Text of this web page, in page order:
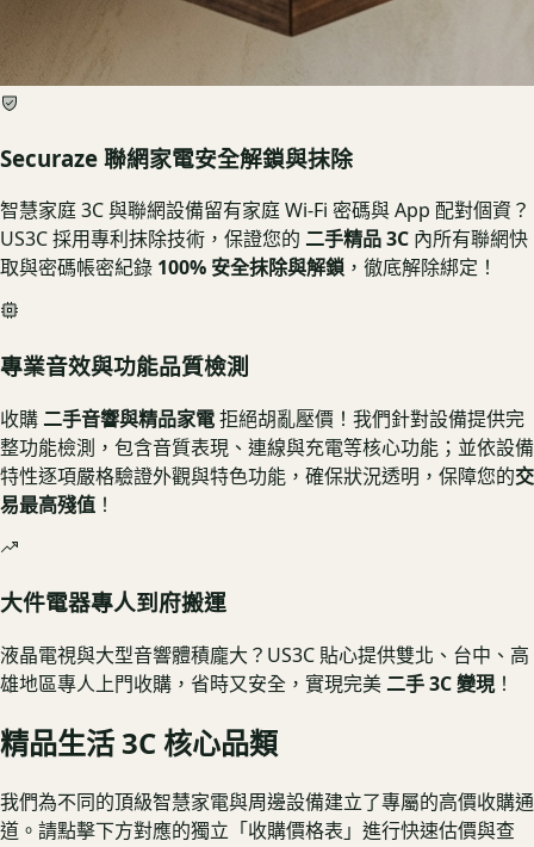
Securaze 聯網家電安全解鎖與抹除
智慧家庭 3C 與聯網設備留有家庭 Wi-Fi 密碼與 App 配對個資？
US3C 採用專利抹除技術，保證您的 二手精品 3C 內所有聯網快
取與密碼帳密紀錄 100% 安全抹除與解鎖 ，徹底解除綁定！
專業音效與功能品質檢測
收購 二手音響與精品家電拒絕胡亂壓價！我們針對設備提供完
整功能檢測，包含音質表現、連線與充電等核心功能；並依設備
特性逐項嚴格驗證外觀與特色功能，確保狀況透明，保障您的交
易最高殘值 ！
大件電器專人到府搬運
液晶電視與大型音響體積龐大？US3C 貼心提供雙北、台中、高
雄地區專人上門收購，省時又安全，實現完美 二手 3C 變現！
精品生活 3C 核心品類
我們為不同的頂級智慧家電與周邊設備建立了專屬的高價收購通
道。請點擊下方對應的獨立「收購價格表」進行快速估價與查